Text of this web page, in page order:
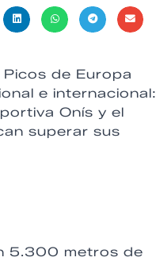
de Europa
e internacional:
Onís y el
superar sus
5.300 metros de